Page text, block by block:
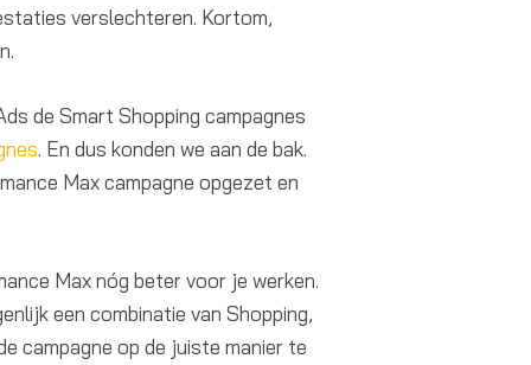
verslechteren. Kortom,
de Smart Shopping campagnes
. En dus konden we aan de bak.
Max campagne opgezet en
Max nóg beter voor je werken.
een combinatie van Shopping,
campagne op de juiste manier te